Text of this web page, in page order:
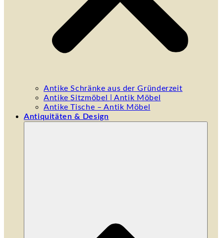
Antike Schränke aus der Gründerzeit
Antike Sitzmöbel | Antik Möbel
Antike Tische – Antik Möbel
Antiquitäten & Design